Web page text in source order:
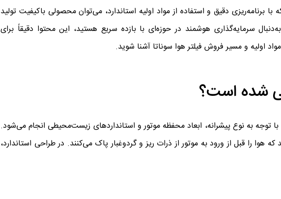
با برنامه‌ریزی دقیق و استفاده از مواد اولیه استاندارد، می‌توان محصولی باکیفیت تولید
سرمایه‌گذاری هوشمند در حوزه‌ای با بازده سریع هستید، این محتوا دقیقاً برای
اولیه و مسیر فروش فیلتر هوا سوناتا آشنا شوید.
شده است؟
با توجه به نوع پیشرانه، ابعاد محفظه موتور و استانداردهای زیست‌محیطی انجام می‌شود.
هوا را قبل از ورود به موتور از ذرات ریز و گردوغبار پاک می‌کنند. در طراحی استاندارد،